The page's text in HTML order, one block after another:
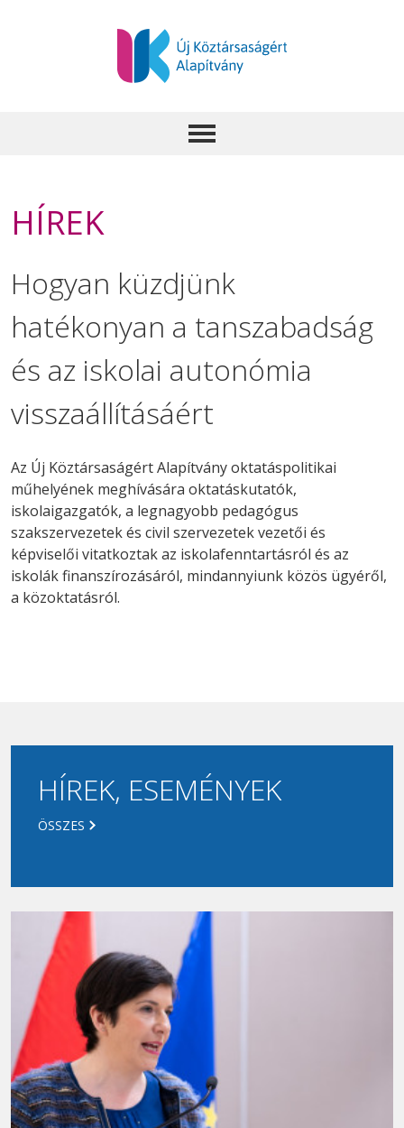
HÍREK
Hogyan küzdjünk
hatékonyan a tanszabadság
és az iskolai autonómia
visszaállításáért
Az Új Köztársaságért Alapítvány oktatáspolitikai
műhelyének meghívására oktatáskutatók,
iskolaigazgatók, a legnagyobb pedagógus
szakszervezetek és civil szervezetek vezetői és
képviselői vitatkoztak az iskolafenntartásról és az
iskolák finanszírozásáról, mindannyiunk közös ügyéről,
a közoktatásról.
HÍREK, ESEMÉNYEK
ÖSSZES